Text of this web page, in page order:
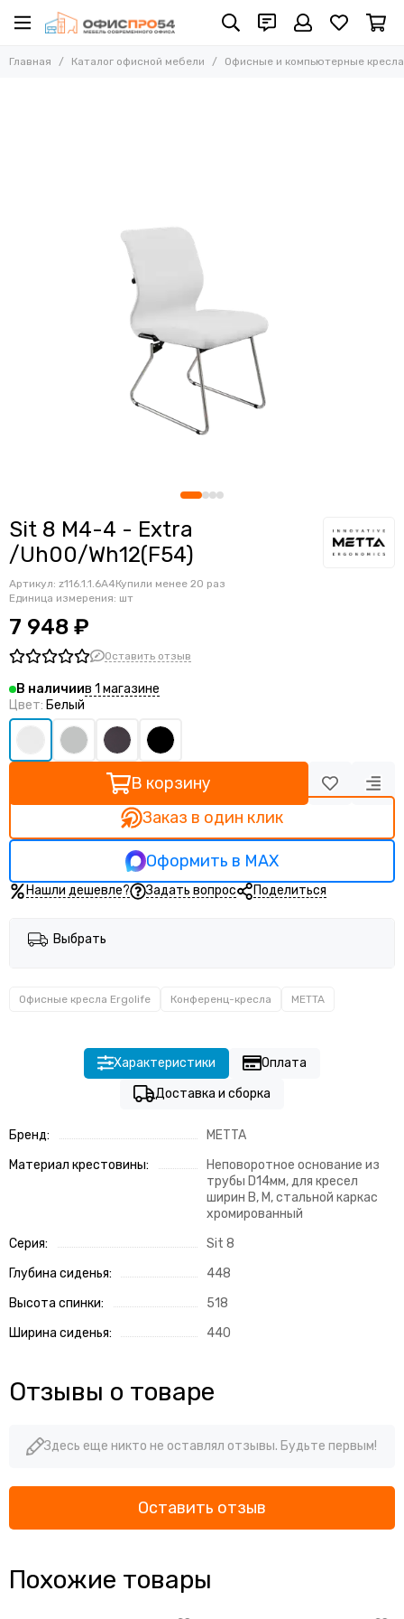
Офисные и компьютерные кресла
Эргономичные кресла
Кресла для домашнего офиса
Офисные кресла Samurai
Офисные кресла Yoga
Офисные кресла Move
Многоместные секции
Ортопедические кресла
Главная Каталог офисной мебели Офисные и компьютерные кресла
Sit 8 M4-4 - Extra
/Uh00/Wh12(F54)
Артикул: z116.1.1.6A4Купили менее 20 раз
Единица измерения: шт
7 948 ₽
Оставить отзыв
В наличиив 1 магазине
Цвет: Белый
В корзину
Заказ в один клик
Оформить в MAX
Нашли дешевле? Задать вопрос Поделиться
Выбрать
Офисные кресла Ergolife Конференц-кресла METTA
Характеристики
Оплата
Доставка и сборка
Бренд:
METTA
Материал крестовины:
Неповоротное основание из
трубы D14мм, для кресел
ширин B, M, стальной каркас
хромированный
Серия:
Sit 8
Глубина сиденья:
448
Высота спинки:
518
Ширина сиденья:
440
Отзывы о товаре
Здесь еще никто не оставлял отзывы. Будьте первым!
Оставить отзыв
Похожие товары